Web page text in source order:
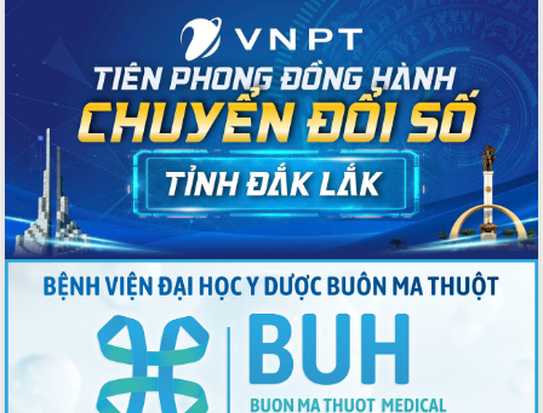
Đẩy mạnh cải cách hành chính, quyết
tâm đạt được mục tiêu tăng trưởng
hai con số trong năm 2026
Tổ chức trang trọng Lễ hội Đền thờ
Lương Văn Chánh năm 2026
Phó Bí thư Tỉnh ủy Đắk Lắk Đỗ Hữu
Huy giữ chức Bí thư Đảng ủy Ủy Ban
Nhân dân tỉnh
Bệnh án điện tử thúc đẩy chuyển đổi
số y tế tại Đắk Lắk
Chuyển đổi số thư viện: Mở rộng
không gian tri thức trong thời đại số
Đánh giá, rút kinh nghiệm công tác tổ
chức diễn tập trước ngày bầu cử